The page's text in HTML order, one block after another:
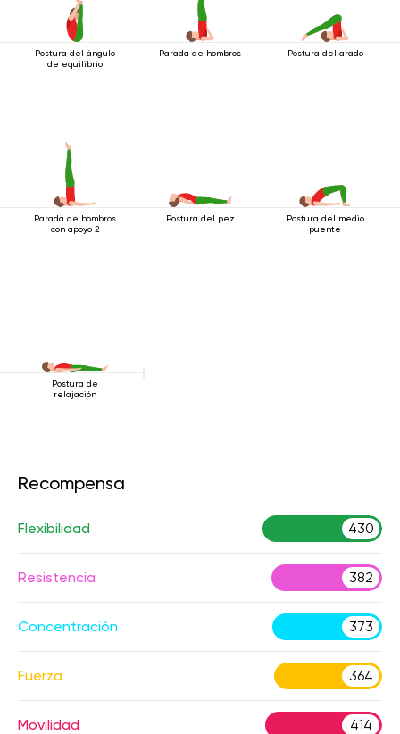
Postura del ángulo
de equilibrio
Parada de hombros Postura del arado
Parada de hombros
con apoyo 2
Postura del pez
Postura del medio
puente
Postura de
relajación
Recompensa
Flexibilidad 430
Resistencia 382
Concentración 373
Fuerza 364
Movilidad 414